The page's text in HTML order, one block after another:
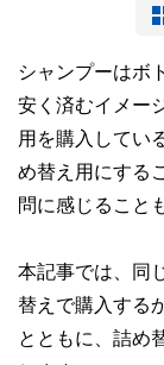
シャンプーはボ
安く済むイメー
用を購入してい
め替え用にする
問に感じること
本記事では、同
替えで購入する
とともに、詰め